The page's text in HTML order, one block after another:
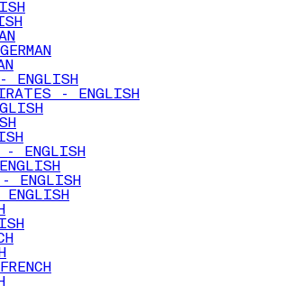
ENGLISH
- ENGLISH
- ENGLISH
ENGLISH